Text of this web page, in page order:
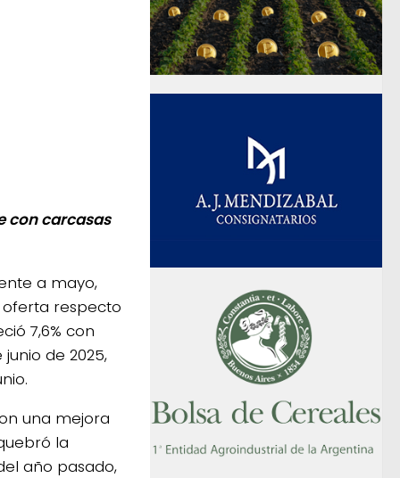
con carcasas
a mayo,
respecto
7,6% con
de 2025,
una mejora
la
año pasado,